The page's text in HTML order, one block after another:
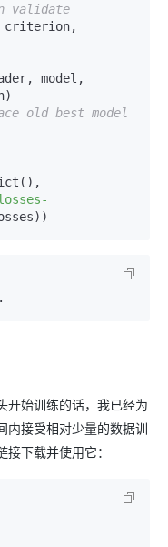
validate
old best model
始训练的话，我已经为
内接受相对少量的数据训
下载并使用它：